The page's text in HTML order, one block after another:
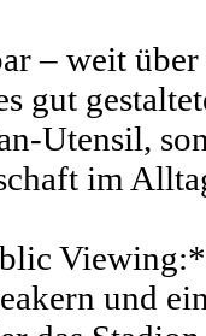
– weit
gut
Utensil,
im
und